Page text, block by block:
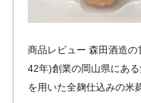
商品レビュー 森田酒造
42年)創業の岡山県にあ
を用いた全麹仕込みの米